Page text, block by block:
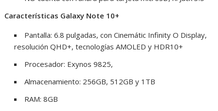
Características Galaxy Note 10+
Pantalla: 6.8 pulgadas, con Cinemátic Infinity O Display,
resolución QHD+, tecnologías AMOLED y HDR10+
Procesador: Exynos 9825,
Almacenamiento: 256GB, 512GB y 1TB
RAM: 8GB